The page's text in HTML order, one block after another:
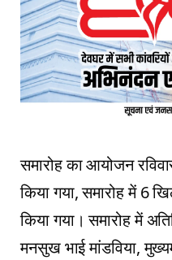
समारोह का आयोजन
किया गया, समारोह में 6
किया गया। समारोह में
मनसुख भाई मांडविया,